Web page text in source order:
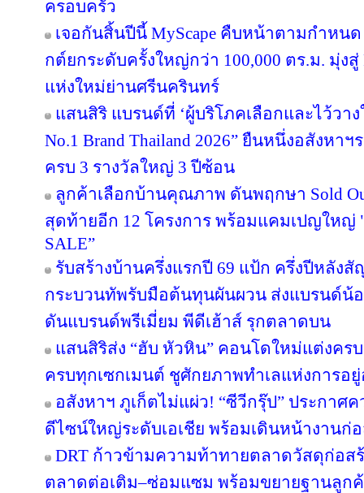
ครอบครัว
เจอกันสิ้นปีนี้ MyScape คืบหน้าตามกำหน
กต์ยกระดับครั้งใหญ่กว่า 100,000 ตร.ม. มุ่งสู่
แห่งใหม่ย่านศรีนครินทร์
แสนสิริ แบรนด์ที่ ‘ผู้บริโภคเลือกและไว้วาง
No.1 Brand Thailand 2026” ยืนหนึ่งอสังหา
ครบ 3 รางวัลใหญ่ 3 ปีซ้อน
ลูกค้าเลือกบ้านคุณภาพ ดันพฤกษา Sold
สุดท้ายอีก 12 โครงการ พร้อมแคมเปญใหญ่
SALE”
รับสร้างบ้านครึ่งแรกปี 69 แป้ก ครึ่งปีหลั
กระบวนทัพรับมือต้นทุนผันผวน ส่งแบรนด์น้
ดันแบรนด์พรีเมี่ยม พีดีเฮ้าส์ รุกตลาดบน
แสนสิริส่ง “ฮับ หัวหิน” คอนโดใหม่แต่งคร
ครบทุกเซกเมนต์ ชูศักยภาพทำเลแห่งการอ
อสังหาฯ ภูเก็ตไม่แผ่ว! “ซีวีกรุ๊ป” ประกาศค
ดีไซน์ใหญ่ระดับเอเชีย พร้อมเดินหน้างานก่อ
DRT ก้าวข้ามความท้าทายตลาดวัสดุก่อสร้
ตลาดต่อเติม–ซ่อมแซม พร้อมขยายฐานลูก